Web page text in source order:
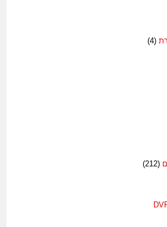
(4)
(212)